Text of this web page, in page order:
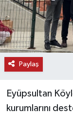
Paylaş
Eyüpsultan
kurumlarını
SPOR
TEKNOLOJİ
TİCARET